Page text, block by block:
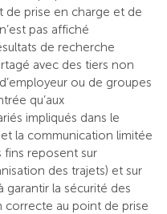
de prise en charge et de
pas affiché
de recherche
avec des tiers non
ou de groupes
qu’aux
impliqués dans le
la communication limitée
fins reposent sur
des trajets) et sur
garantir la sécurité des
correcte au point de prise